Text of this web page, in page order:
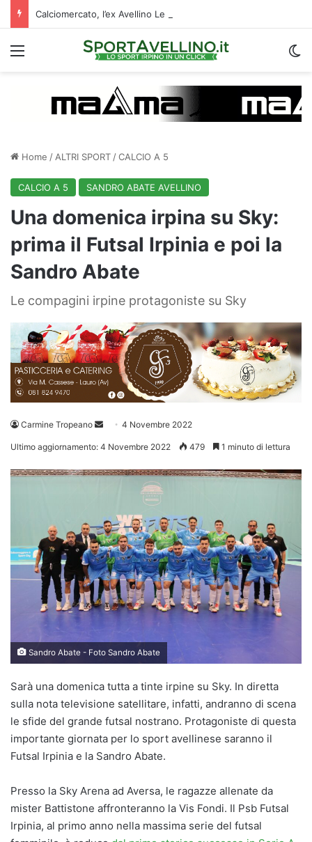
Menu
Home / ALTRI SPORT /CALCIO A 5
CALCIO A 5 SANDRO ABATE AVELLINO
Una domenica irpina su Sky:
prima il Futsal Irpinia e poi la
Sandro Abate
Le compagini irpine protagoniste su Sky
Carmine Tropeano
Invia 4 Novembre 2022
Ultimo aggiornamento: 4 Novembre 2022 479 1 minuto di lettura
Sandro Abate - Foto Sandro Abate
Sarà una domenica tutta a tinte irpine su Sky. In diretta
sulla nota televisione satellitare, infatti, andranno di scena
le sfide del grande futsal nostrano. Protagoniste di questa
importante giornata per lo sport avellinese saranno il
Futsal Irpinia e la Sandro Abate.
Presso la Sky Arena ad Aversa, le ragazze allenate da
mister Battistone affronteranno la Vis Fondi. Il Psb Futsal
Irpinia, al primo anno nella massima serie del futsal